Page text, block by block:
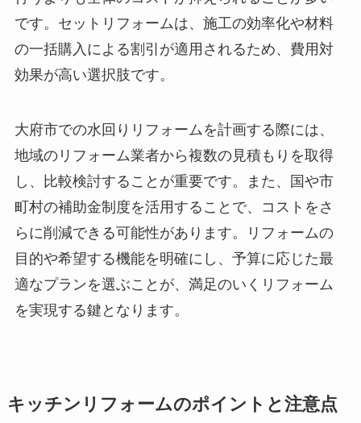
です。セットリフォームは、施工の効率化や材料
の一括購入による割引が適用されるため、費用対
効果が高い選択肢です。
大府市での水回りリフォームを計画する際には、
地域のリフォーム業者から複数の見積もりを取得
し、比較検討することが重要です。また、国や市
町村の補助金制度を活用することで、コストをさ
らに削減できる可能性があります。リフォームの
目的や希望する機能を明確にし、予算に応じた最
適なプランを選ぶことが、満足のいくリフォーム
を実現する鍵となります。
キッチンリフォームのポイントと注意点